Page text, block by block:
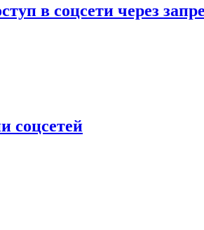
в соцсети через
соцсетей